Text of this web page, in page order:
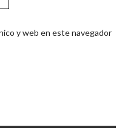
y web en este navegador